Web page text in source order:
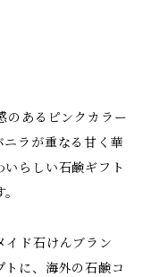
のあるピンクカラー
ニラが重なる甘く華
らしい石鹸ギフト
イド石けんブラン
トに、海外の石鹸コ